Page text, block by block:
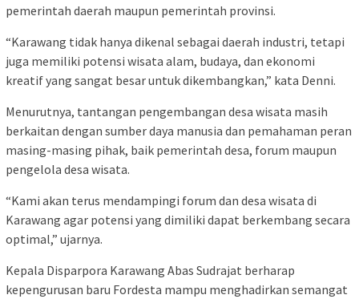
pemerintah daerah maupun pemerintah provinsi.
“Karawang tidak hanya dikenal sebagai daerah industri, tetapi
juga memiliki potensi wisata alam, budaya, dan ekonomi
kreatif yang sangat besar untuk dikembangkan,” kata Denni.
Menurutnya, tantangan pengembangan desa wisata masih
berkaitan dengan sumber daya manusia dan pemahaman peran
masing-masing pihak, baik pemerintah desa, forum maupun
pengelola desa wisata.
“Kami akan terus mendampingi forum dan desa wisata di
Karawang agar potensi yang dimiliki dapat berkembang secara
optimal,” ujarnya.
Kepala Disparpora Karawang Abas Sudrajat berharap
kepengurusan baru Fordesta mampu menghadirkan semangat